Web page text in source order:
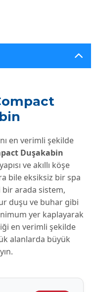
en verimli şekilde
Duşakabin
ve akıllı köşe
bile eksiksiz bir spa
bir arada sistem,
duşu ve buhar gibi
yer kaplayarak
en verimli şekilde
alanlarda büyük